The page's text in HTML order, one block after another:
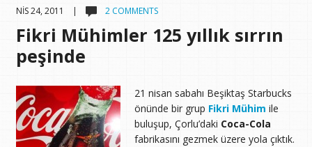
NIS 24, 2011 | 2 COMMENTS
Fikri Mühimler 125 yıllık sırrın
peşinde
21 nisan sabahı Beşiktaş Starbucks
önünde bir grup Fikri Mühim ile
buluşup, Çorlu’daki Coca-Cola
fabrikasını gezmek üzere yola çıktık.